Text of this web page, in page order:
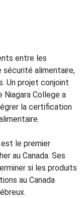
entre les
sécurité alimentaire,
Un projet conjoint
Niagara College a
la certification
le premier
au Canada. Ses
si les produits
au Canada